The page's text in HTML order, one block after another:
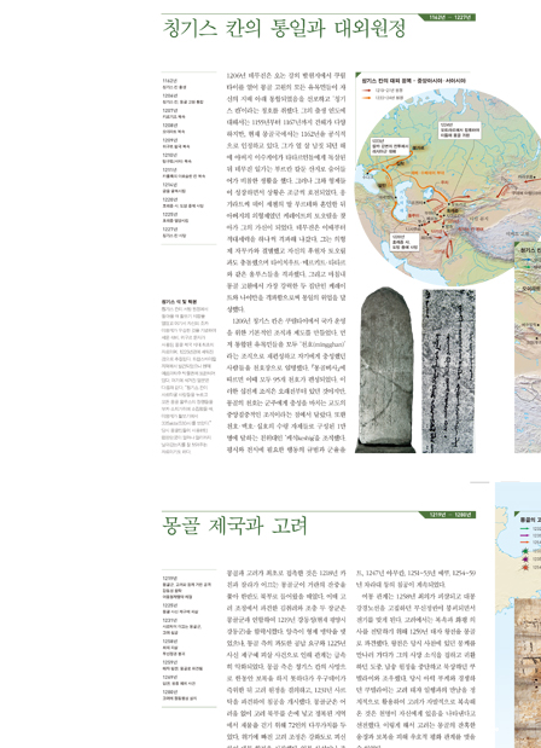
저자 서문